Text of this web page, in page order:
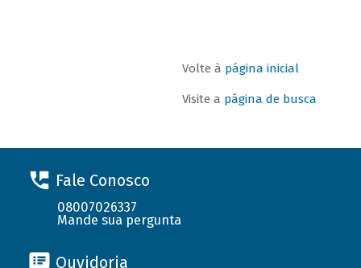
Volte à página inicial
Visite a página de busca
Fale Conosco
08007026337
Mande sua pergunta
Ouvidoria